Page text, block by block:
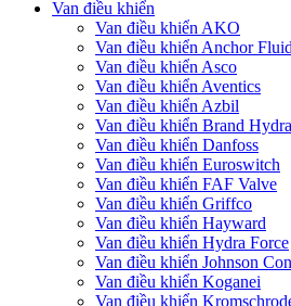
Van điều khiển
Van điều khiển AKO
Van điều khiển Anchor
Van điều khiển Asco
Van điều khiển Aventics
Van điều khiển Azbil
Van điều khiển Brand
Van điều khiển Danfoss
Van điều khiển Euroswitch
Van điều khiển FAF Valve
Van điều khiển Griffco
Van điều khiển Hayward
Van điều khiển Hydra Force
Van điều khiển Johnson
Van điều khiển Koganei
Van điều khiển